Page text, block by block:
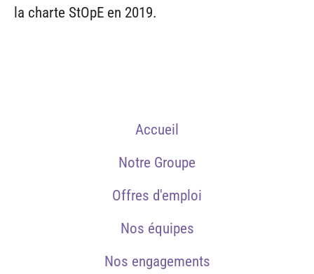
la charte StOpE en 2019.
Accueil
Notre Groupe
Offres d'emploi
Nos équipes
Nos engagements